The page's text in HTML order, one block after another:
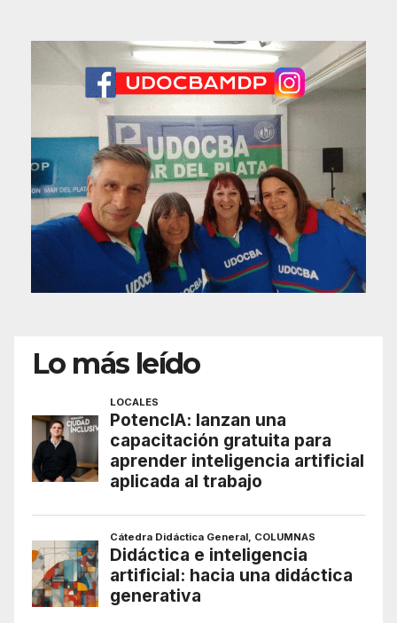
Lo más leído